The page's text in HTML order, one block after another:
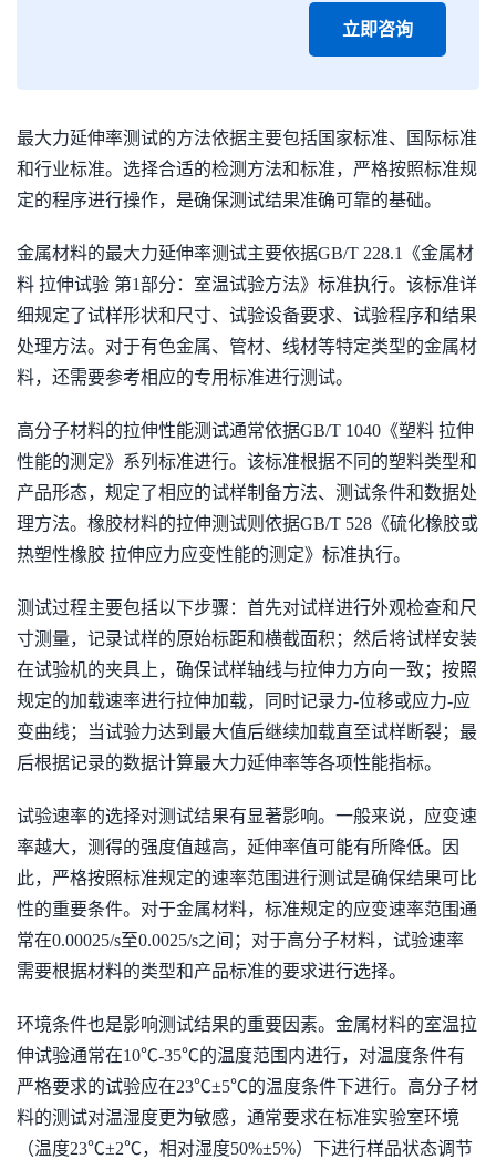
立即咨询
最大力延伸率测试的方法依据主要包括国家标准、国际标准
和行业标准。选择合适的检测方法和标准，严格按照标准规
定的程序进行操作，是确保测试结果准确可靠的基础。
金属材料的最大力延伸率测试主要依据GB/T 228.1《金属材
料 拉伸试验 第1部分：室温试验方法》标准执行。该标准详
细规定了试样形状和尺寸、试验设备要求、试验程序和结果
处理方法。对于有色金属、管材、线材等特定类型的金属材
料，还需要参考相应的专用标准进行测试。
高分子材料的拉伸性能测试通常依据GB/T 1040《塑料 拉伸
性能的测定》系列标准进行。该标准根据不同的塑料类型和
产品形态，规定了相应的试样制备方法、测试条件和数据处
理方法。橡胶材料的拉伸测试则依据GB/T 528《硫化橡胶或
热塑性橡胶 拉伸应力应变性能的测定》标准执行。
测试过程主要包括以下步骤：首先对试样进行外观检查和尺
寸测量，记录试样的原始标距和横截面积；然后将试样安装
在试验机的夹具上，确保试样轴线与拉伸力方向一致；按照
规定的加载速率进行拉伸加载，同时记录力-位移或应力-应
变曲线；当试验力达到最大值后继续加载直至试样断裂；最
后根据记录的数据计算最大力延伸率等各项性能指标。
试验速率的选择对测试结果有显著影响。一般来说，应变速
率越大，测得的强度值越高，延伸率值可能有所降低。因
此，严格按照标准规定的速率范围进行测试是确保结果可比
性的重要条件。对于金属材料，标准规定的应变速率范围通
常在0.00025/s至0.0025/s之间；对于高分子材料，试验速率
需要根据材料的类型和产品标准的要求进行选择。
环境条件也是影响测试结果的重要因素。金属材料的室温拉
伸试验通常在10℃-35℃的温度范围内进行，对温度条件有
严格要求的试验应在23℃±5℃的温度条件下进行。高分子材
料的测试对温湿度更为敏感，通常要求在标准实验室环境
（温度23℃±2℃，相对湿度50%±5%）下进行样品状态调节